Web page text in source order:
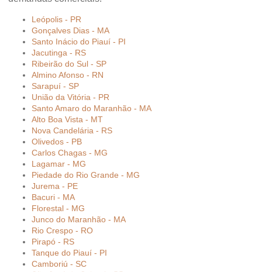
Leópolis - PR
Gonçalves Dias - MA
Santo Inácio do Piauí - PI
Jacutinga - RS
Ribeirão do Sul - SP
Almino Afonso - RN
Sarapuí - SP
União da Vitória - PR
Santo Amaro do Maranhão - MA
Alto Boa Vista - MT
Nova Candelária - RS
Olivedos - PB
Carlos Chagas - MG
Lagamar - MG
Piedade do Rio Grande - MG
Jurema - PE
Bacuri - MA
Florestal - MG
Junco do Maranhão - MA
Rio Crespo - RO
Pirapó - RS
Tanque do Piauí - PI
Camboriú - SC